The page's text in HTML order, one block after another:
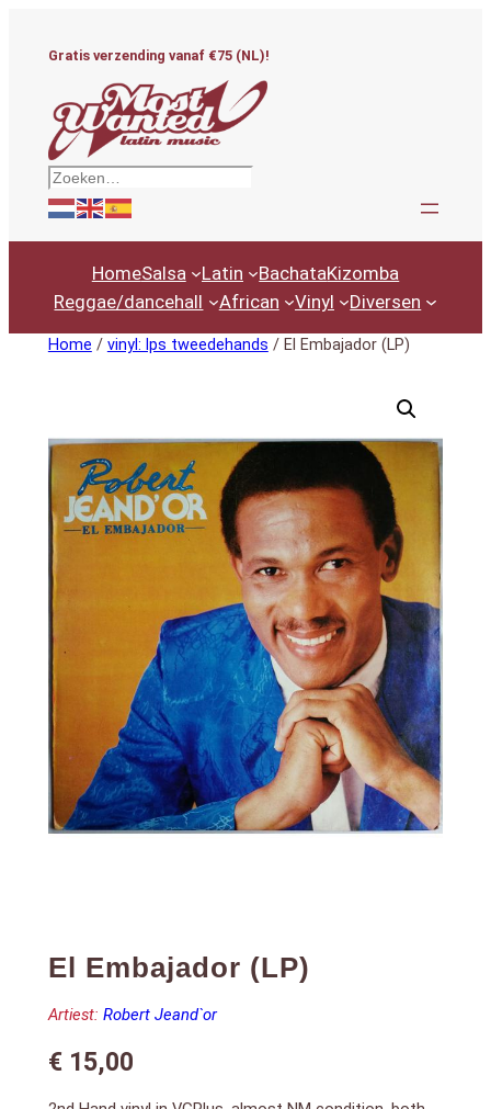
Gratis verzending vanaf €75 (NL)!
Zoeken
HomeSalsa Latin BachataKizomba
Reggae/dancehall
African Vinyl Diversen
Home / vinyl: lps tweedehands / El Embajador (LP)
El Embajador (LP)
Artiest: Robert Jeand`or
€15,00